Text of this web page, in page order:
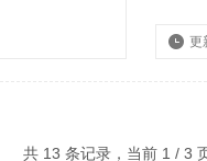
更
共 13 条记录，当前 1 / 3